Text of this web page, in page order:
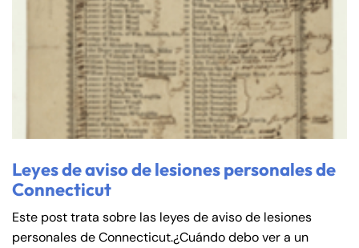
Leyes de aviso de lesiones personales de
Connecticut
Este post trata sobre las leyes de aviso de lesiones
personales de Connecticut.¿Cuándo debo ver a un